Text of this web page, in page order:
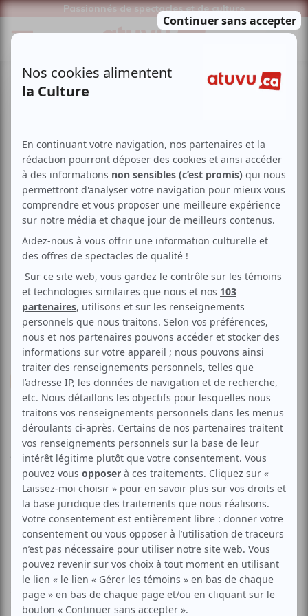
Passionnés de spectacles et de culture
Musique Pop franco Folk
Marcie
Aucune offre promotionnelle
disponible
Soyez les premiers avisés dès qu'il y aura une offre promo
pour Marcie:INSCRIVEZ-VOUS
Marcie est une jeune auteure-compositrice-interprète qui a
fait ses premiers pas dans la région du Saguenay-Lac-
Saint-Jean. Mélangeant l’humour à la mélancolie, elle crée
des pièces à la fois drôles et touchantes, des petits bout